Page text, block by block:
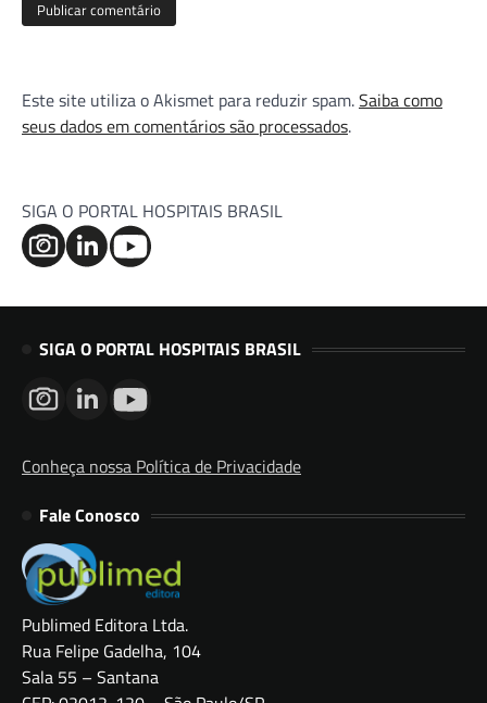
Este site utiliza o Akismet para reduzir spam.Saiba como
seus dados em comentários são processados.
SIGA O PORTAL HOSPITAIS BRASIL
SIGA O PORTAL HOSPITAIS BRASIL
Conheça nossa Política de Privacidade
Fale Conosco
Publimed Editora Ltda.
Rua Felipe Gadelha, 104
Sala 55 – Santana